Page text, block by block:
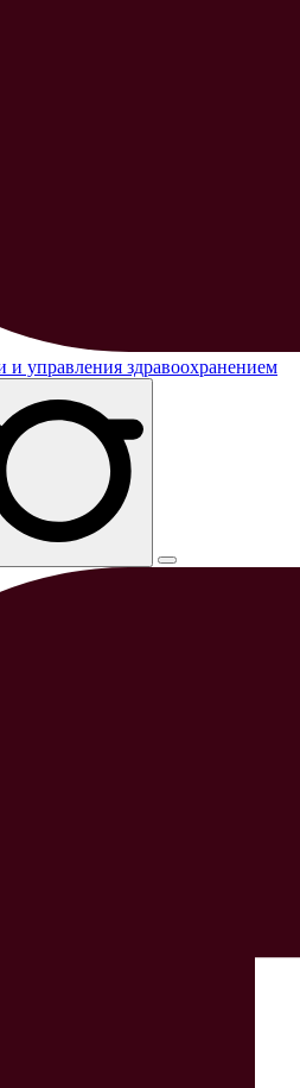
управления здравоохранением